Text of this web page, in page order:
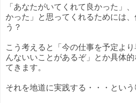
「あなたがいてくれて良かった」
かった」と思ってくれるためには
う？
こう考えると「今の仕事を予定よ
んないいことがあるぞ」とか具体
てきます。
それを地道に実践する・・・という